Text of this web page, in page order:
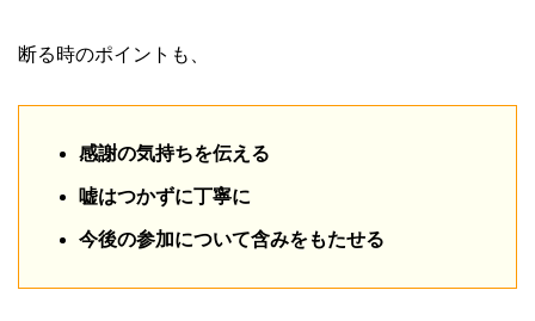
断る時のポイントも、
感謝の気持ちを伝える
嘘はつかずに丁寧に
今後の参加について含みをもたせる